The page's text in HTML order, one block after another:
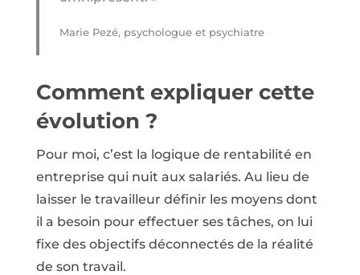
Marie Pezé, psychologue et psychiatre
Comment expliquer cette
évolution ?
Pour moi, c’est la logique de rentabilité en
entreprise qui nuit aux salariés. Au lieu de
laisser le travailleur définir les moyens dont
il a besoin pour effectuer ses tâches, on lui
fixe des objectifs déconnectés de la réalité
de son travail.